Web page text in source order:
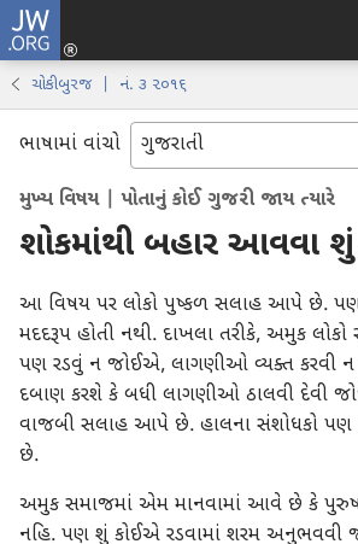
JW.ORG
ચોકીબુરજ | નં. ૩ ૨૦૧૬
ભાષામાં વાંચો
મુખ્ય વિષય | પોતાનું કોઈ ગુજરી જાય ત્યારે
શોકમાંથી બહાર આવવા શું
આ વિષય પર લોકો પુષ્કળ સલાહ આપે છે.
મદદરૂપ હોતી નથી. દાખલા તરીકે, અમુક
પણ રડવું ન જોઈએ, લાગણીઓ વ્યક્ત કરવી
દબાણ કરશે કે બધી લાગણીઓ ઠાલવી દેવી
વાજબી સલાહ આપે છે. હાલના સંશોધકો
છે.
અમુક સમાજમાં એમ માનવામાં આવે છે કે
નહિ. પણ શું કોઈએ રડવામાં શરમ